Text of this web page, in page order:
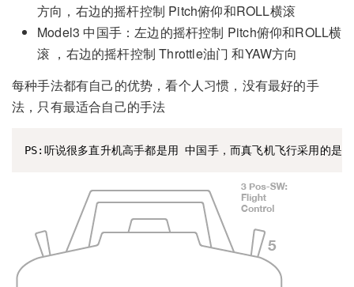
方向，右边的摇杆控制 Pitch俯仰和ROLL横滚
Model3 中国手：左边的摇杆控制 Pitch俯仰和ROLL横
滚 ，右边的摇杆控制 Throttle油门 和YAW方向
每种手法都有自己的优势，看个人习惯，没有最好的手
法，只有最适合自己的手法